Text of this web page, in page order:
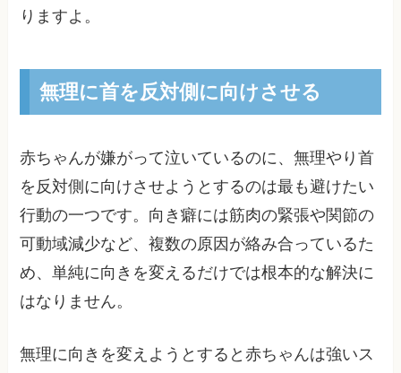
りますよ。
無理に首を反対側に向けさせる
赤ちゃんが嫌がって泣いているのに、無理やり首
を反対側に向けさせようとするのは最も避けたい
行動の一つです。向き癖には筋肉の緊張や関節の
可動域減少など、複数の原因が絡み合っているた
め、単純に向きを変えるだけでは根本的な解決に
はなりません。
無理に向きを変えようとすると赤ちゃんは強いス